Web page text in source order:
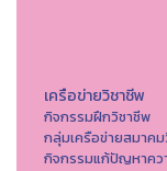
เครือข่ายวิชาชีพ
กิจกรรมฝึกวิชาชีพ
กลุ่มเครือข่ายสมาค
กิจกรรมแก้ปัญหาคว